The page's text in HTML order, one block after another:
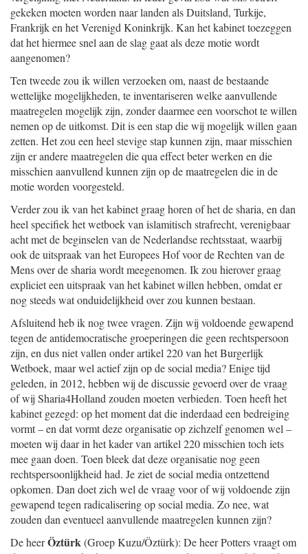
gekeken moeten worden naar landen als Duitsland, Turkije,
Frankrijk en het Verenigd Koninkrijk. Kan het kabinet toezeggen
dat het hiermee snel aan de slag gaat als deze motie wordt
aangenomen?
Ten tweede zou ik willen verzoeken om, naast de bestaande
wettelijke mogelijkheden, te inventariseren welke aanvullende
maatregelen mogelijk zijn, zonder daarmee een voorschot te willen
nemen op de uitkomst. Dit is een stap die wij mogelijk willen gaan
zetten. Het zou een heel stevige stap kunnen zijn, maar misschien
zijn er andere maatregelen die qua effect beter werken en die
misschien aanvullend kunnen zijn op de maatregelen die in de
motie worden voorgesteld.
Verder zou ik van het kabinet graag horen of het de sharia, en dan
heel specifiek het wetboek van islamitisch strafrecht, verenigbaar
acht met de beginselen van de Nederlandse rechtsstaat, waarbij
ook de uitspraak van het Europees Hof voor de Rechten van de
Mens over de sharia wordt meegenomen. Ik zou hierover graag
expliciet een uitspraak van het kabinet willen hebben, omdat er
nog steeds wat onduidelijkheid over zou kunnen bestaan.
Afsluitend heb ik nog twee vragen. Zijn wij voldoende gewapend
tegen de antidemocratische groeperingen die geen rechtspersoon
zijn, en dus niet vallen onder artikel 220 van het Burgerlijk
Wetboek, maar wel actief zijn op de social media? Enige tijd
geleden, in 2012, hebben wij de discussie gevoerd over de vraag
of wij Sharia4Holland zouden moeten verbieden. Toen heeft het
kabinet gezegd: op het moment dat die inderdaad een bedreiging
vormt – en dat vormt deze organisatie op zichzelf genomen wel –
moeten wij daar in het kader van artikel 220 misschien toch iets
mee gaan doen. Toen bleek dat deze organisatie nog geen
rechtspersoonlijkheid had. Je ziet de social media ontzettend
opkomen. Dan doet zich wel de vraag voor of wij voldoende zijn
gewapend tegen radicalisering op social media. Zo nee, wat
zouden dan eventueel aanvullende maatregelen kunnen zijn?
De heerÖztürk(Groep Kuzu/Öztürk): De heer Potters vraagt om